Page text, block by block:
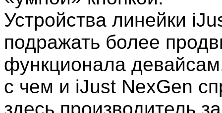
Устройства линейки
подражать более
функционала
с чем и iJust NexGen